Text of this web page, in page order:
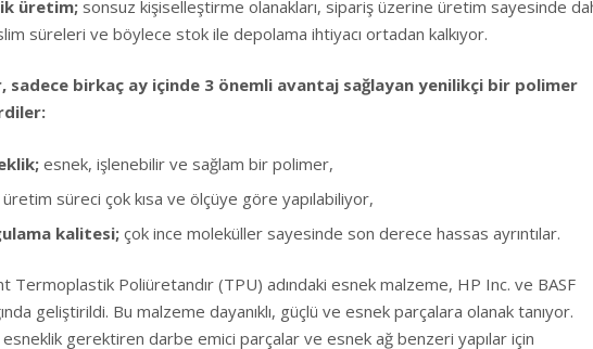
üretim; sonsuz kişiselleştirme olanakları, sipariş üzerine üretim sayesinde
süreleri ve böylece stok ile depolama ihtiyacı ortadan kalkıyor.
sadece birkaç ay içinde 3 önemli avantaj sağlayan yenilikçi bir polimer
esnek, işlenebilir ve sağlam bir polimer,
üretim süreci çok kısa ve ölçüye göre yapılabiliyor,
kalitesi;çok ince moleküller sayesinde son derece hassas ayrıntılar.
Termoplastik Poliüretandır (TPU) adındaki esnek malzeme, HP Inc. ve BASF
geliştirildi. Bu malzeme dayanıklı, güçlü ve esnek parçalara olanak tanıyor.
esneklik gerektiren darbe emici parçalar ve esnek ağ benzeri yapılar için